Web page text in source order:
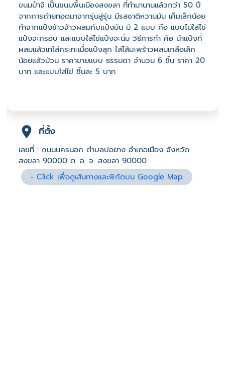
ขนมปำจี เป็นขนมพื้นเมืองสงขลา ที่ทำมานานแล้วกว่า 50 ปี
จากการถ่ายทอดมาจากรุ่นสู่รุ่น มีรสชาติหวานมัน เค็มเล็กน้อย
ทำจากแป้งข้าวจ้าวผสมกับแป้งมัน มี 2 แบบ คือ แบบไม่ใส่ไข่
แป้งจะกรอบ และแบบใส่ไข่แป้งจะนิ่ม วิธีการทำ คือ นำแป้งที่
ผสมแล้วเทใส่กระทะเมื่อแป้งสุก ใส่ไส้มะพร้าวผสมเกลือเล็ก
น้อยแล้วม้วน ราคาขายแบบ ธรรมดา จำนวน 6 ชิ้น ราคา 20
บาท และแบบใส่ไข่ ชิ้นละ 5 บาท
ที่ตั้ง
เลขที่ : ถนนนครนอก ตำบลบ่อยาง อำเภอเมือง จังหวัด
สงขลา 90000 ต. อ. จ. สงขลา 90000
-Click เพื่อดูเส้นทางและพิกัดบน Google Map